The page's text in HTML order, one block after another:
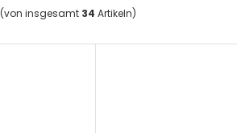
(von insgesamt 34 Artikeln)